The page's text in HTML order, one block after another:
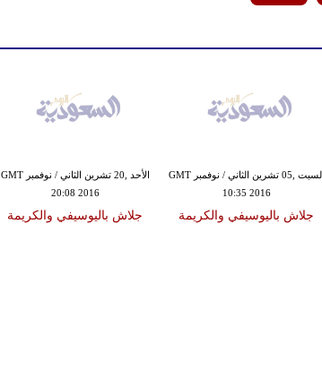
الأحد ,20 تشرين الثاني / نوفمبر GMT
20:08 2016
جلاش باليوسيفي والكريمة
السبت ,05 تشرين الثاني / نوفمبر GMT
10:35 2016
جلاش باليوسيفي والكريمة